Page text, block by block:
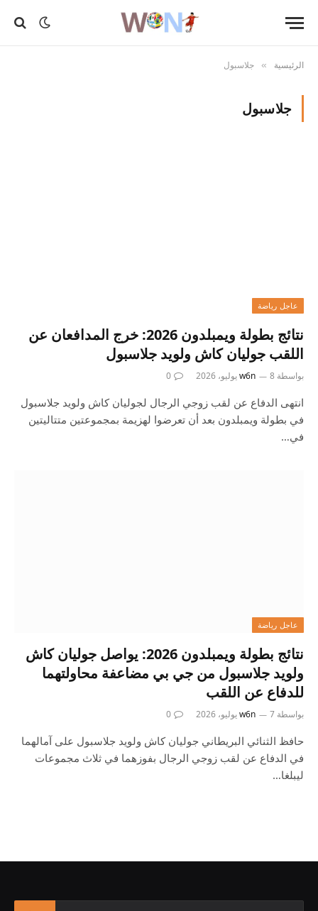
الرئيسية » جلاسبول
جلاسبول
عاجل رياضة
نتائج بطولة ويمبلدون 2026: خرج المدافعان عن
اللقب جوليان كاش ولويد جلاسبول
بواسطة w6n 8 يوليو، 2026 0
انتهى الدفاع عن لقب زوجي الرجال لجوليان كاش ولويد جلاسبول
في بطولة ويمبلدون بعد أن تعرضوا لهزيمة بمجموعتين متتاليتين
في…
عاجل رياضة
نتائج بطولة ويمبلدون 2026: يواصل جوليان كاش
ولويد جلاسبول من جي بي مضاعفة محاولتهما
للدفاع عن اللقب
بواسطة w6n 7 يوليو، 2026 0
حافظ الثنائي البريطاني جوليان كاش ولويد جلاسبول على آمالهما
في الدفاع عن لقب زوجي الرجال بفوزهما في ثلاث مجموعات
ليبلغا…